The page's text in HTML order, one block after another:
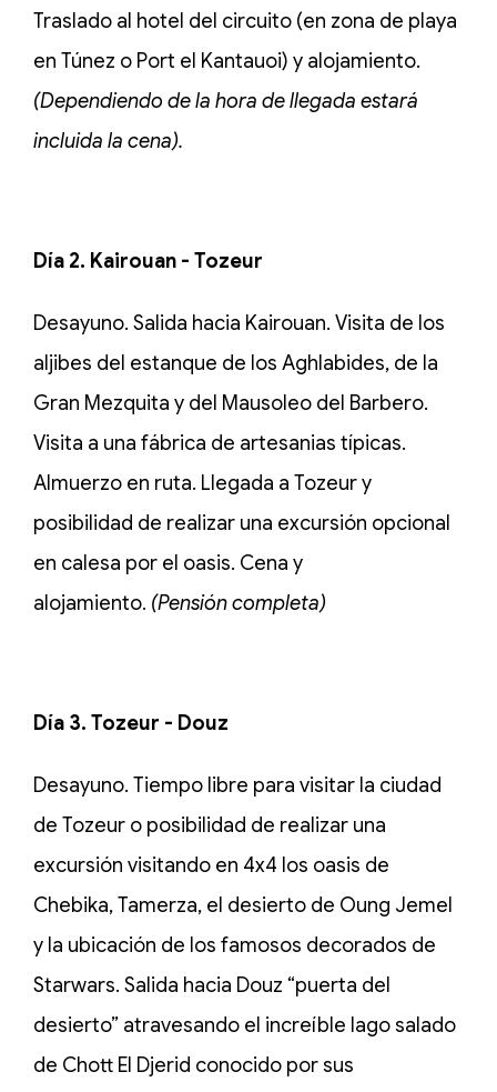
Traslado al hotel del circuito (en zona de playa
en Túnez o Port el Kantauoi) y alojamiento.
(Dependiendo de la hora de llegada estará
incluida la cena).
Día 2. Kairouan - Tozeur
Desayuno. Salida hacia Kairouan. Visita de los
aljibes del estanque de los Aghlabides, de la
Gran Mezquita y del Mausoleo del Barbero.
Visita a una fábrica de artesanias típicas.
Almuerzo en ruta. Llegada a Tozeur y
posibilidad de realizar una excursión opcional
en calesa por el oasis. Cena y
alojamiento. (Pensión completa)
Día 3. Tozeur - Douz
Desayuno. Tiempo libre para visitar la ciudad
de Tozeur o posibilidad de realizar una
excursión visitando en 4x4 los oasis de
Chebika, Tamerza, el desierto de Oung Jemel
y la ubicación de los famosos decorados de
Starwars. Salida hacia Douz “puerta del
desierto” atravesando el increíble lago salado
de Chott El Djerid conocido por sus